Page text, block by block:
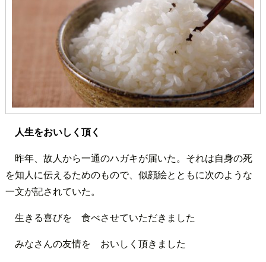
人生をおいしく頂く
昨年、故人から一通のハガキが届いた。それは自身の死
を知人に伝えるためのもので、似顔絵とともに次のような
一文が記されていた。
生きる喜びを 食べさせていただきました
みなさんの友情を おいしく頂きました